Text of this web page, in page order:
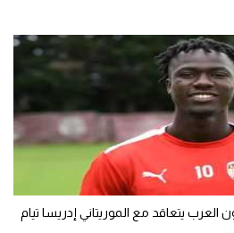
يتعاقد مع الموريتاني إدريسا تيام